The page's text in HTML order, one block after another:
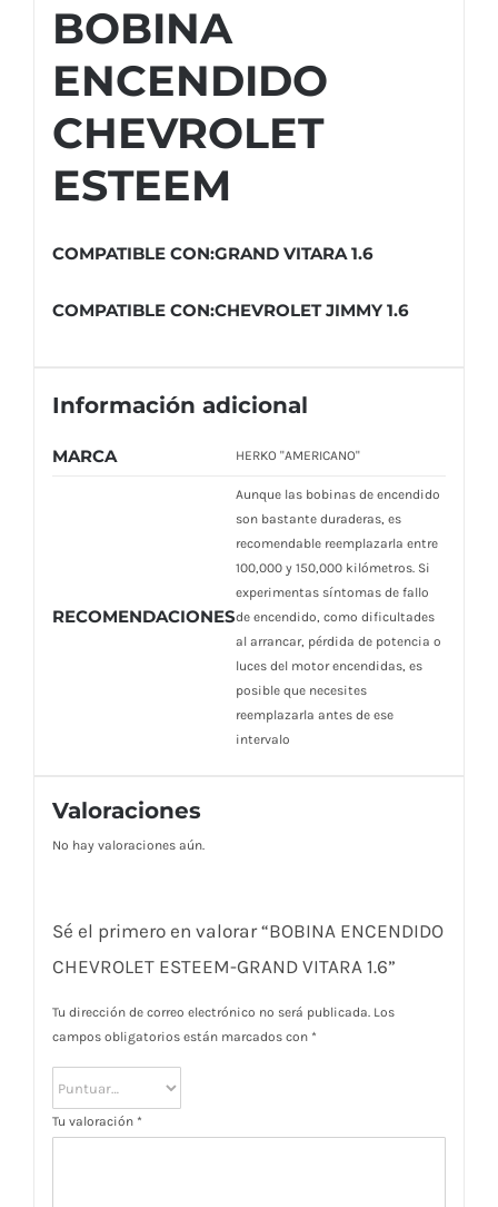
BOBINA
ENCENDIDO
CHEVROLET
ESTEEM
COMPATIBLE CON:GRAND VITARA 1.6
COMPATIBLE CON:CHEVROLET JIMMY 1.6
Información adicional
MARCA HERKO "AMERICANO"
RECOMENDACIONES
Aunque las bobinas de encendido
son bastante duraderas, es
recomendable reemplazarla entre
100,000 y 150,000 kilómetros. Si
experimentas síntomas de fallo
de encendido, como dificultades
al arrancar, pérdida de potencia o
luces del motor encendidas, es
posible que necesites
reemplazarla antes de ese
intervalo
Valoraciones
No hay valoraciones aún.
Sé el primero en valorar “BOBINA ENCENDIDO
CHEVROLET ESTEEM-GRAND VITARA 1.6”
Tu dirección de correo electrónico no será publicada. Los
campos obligatorios están marcados con *
Tu valoración *